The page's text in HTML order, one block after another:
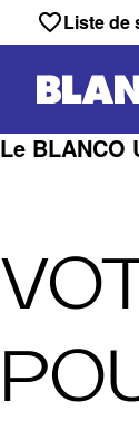
Liste de
Le BLANCO